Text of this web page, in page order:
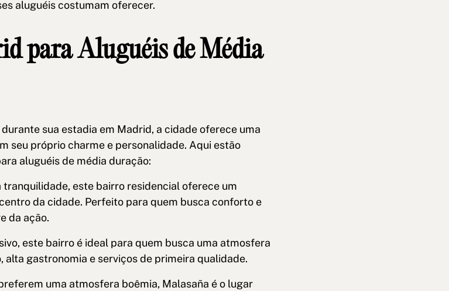
aluguéis costumam oferecer.
para Aluguéis de Média
sua estadia em Madrid, a cidade oferece uma
seu próprio charme e personalidade. Aqui estão
aluguéis de média duração:
tranquilidade, este bairro residencial oferece um
da cidade. Perfeito para quem busca conforto e
da ação.
este bairro é ideal para quem busca uma atmosfera
alta gastronomia e serviços de primeira qualidade.
uma atmosfera boêmia, Malasaña é o lugar